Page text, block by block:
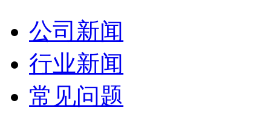
公司新闻
行业新闻
常见问题